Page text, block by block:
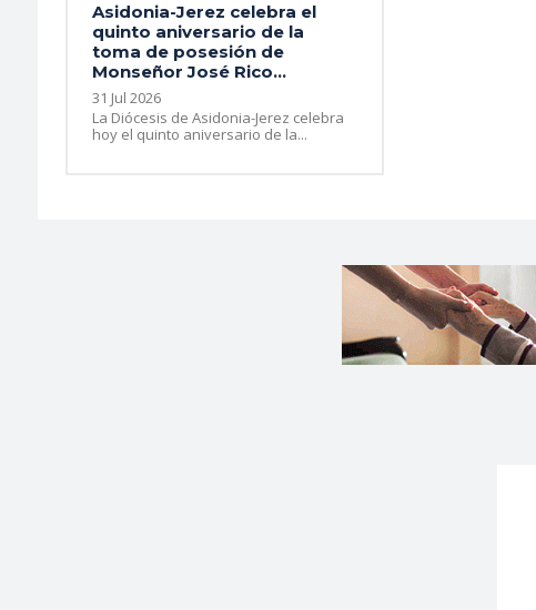
Asidonia-Jerez celebra el
quinto aniversario de la
toma de posesión de
Monseñor José Rico...
31 Jul 2026
La Diócesis de Asidonia-Jerez celebra
hoy el quinto aniversario de la...